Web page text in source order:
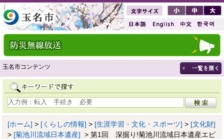
玉名市コンテンツ
[ホーム] > [くらしの情報] > [生涯学習・文化・スポーツ] > [文化財]
> [菊池川流域日本遺産] > 第1回 深掘り!菊池川流域日本遺産エピ